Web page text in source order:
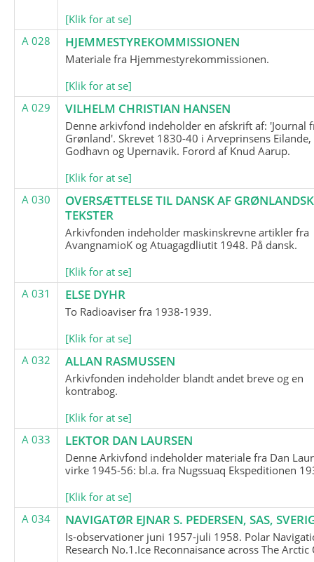
[Klik for at se]
A 028
HJEMMESTYREKOMMISSIONEN
Materiale fra Hjemmestyrekommissionen.
[Klik for at se]
A 029
VILHELM CHRISTIAN HANSEN
Denne arkivfond indeholder en afskrift af: 'Journal
Grønland'. Skrevet 1830-40 i Arveprinsens Eilande,
Godhavn og Upernavik. Forord af Knud Aarup.
[Klik for at se]
A 030
OVERSÆTTELSE TIL DANSK AF
TEKSTER
Arkivfonden indeholder maskinskrevne artikler fra
AvangnamioK og Atuagagdliutit 1948. På dansk.
[Klik for at se]
A 031
ELSE DYHR
To Radioaviser fra 1938-1939.
[Klik for at se]
A 032
ALLAN RASMUSSEN
Arkivfonden indeholder blandt andet breve og en
kontrabog.
[Klik for at se]
A 033
LEKTOR DAN LAURSEN
Denne Arkivfond indeholder materiale fra Dan
virke 1945-56: bl.a. fra Nugssuaq Ekspeditionen
[Klik for at se]
A 034
NAVIGATØR EJNAR S. PEDERSEN, SAS,
Is-observationer juni 1957-juli 1958. Polar
Research No.1.Ice Reconnaisance across The Arctic